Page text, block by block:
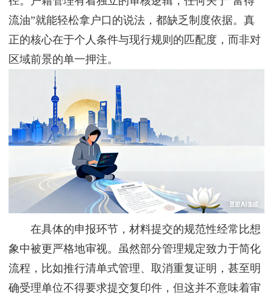
好
评
新
闻
资
我
们
流油”就能轻松拿户口的说法，都缺乏制度依据。真
正的核心在于个人条件与现行规则的匹配度，而非对
区域前景的单一押注。
在具体的申报环节，材料提交的规范性经常比想
象中被更严格地审视。虽然部分管理规定致力于简化
流程，比如推行清单式管理、取消重复证明，甚至明
确受理单位不得要求提交复印件，但这并不意味着审